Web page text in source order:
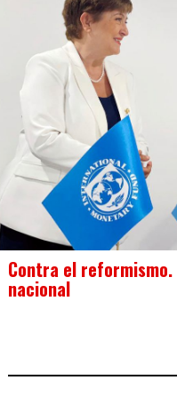
Contra el reformismo.
nacional